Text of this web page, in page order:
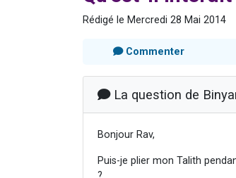
Rédigé le Mercredi 28 Mai 2014
Commenter
La question de
Bonjour Rav,
Puis-je plier mon Talith
?